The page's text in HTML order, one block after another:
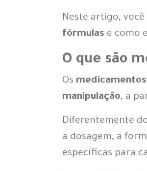
Neste artigo,
fórmulas e como
O que são
Os medicamentos
manipulação, a
Diferentemente
a dosagem, a
específicas para